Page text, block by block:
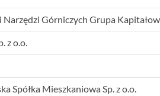
Górniczych Grupa
z o.o.
Spółka Mieszkaniowa Sp. z o.o.